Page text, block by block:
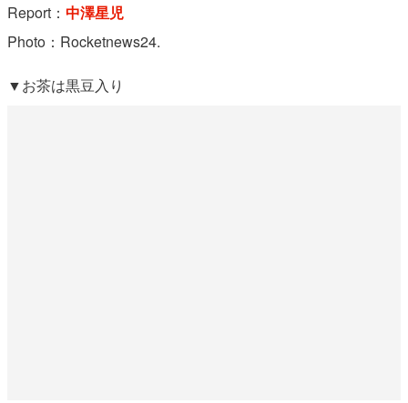
Report： 中澤星児
Photo：Rocketnews24.
▼お茶は黒豆入り